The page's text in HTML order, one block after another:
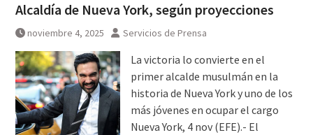
Alcaldía de Nueva York, según proyecciones
noviembre 4, 2025 Servicios de Prensa
La victoria lo convierte en el
primer alcalde musulmán en la
historia de Nueva York y uno de los
más jóvenes en ocupar el cargo
Nueva York, 4 nov (EFE).- El